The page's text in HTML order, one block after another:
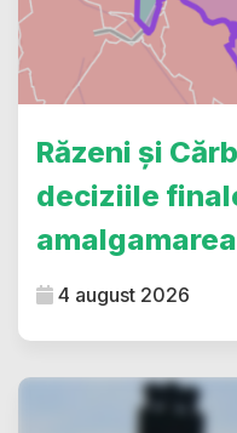
Răzeni și
deciziile
4 august 2026